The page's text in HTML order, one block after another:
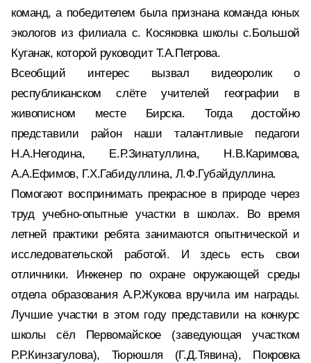
команд, а победителем была признана команда юных
экологов из филиала с. Косяковка школы с.Большой
Куганак, которой руководит Т.А.Петрова.
Всеобщий интерес вызвал видеоролик о
республиканском слёте учителей географии в
живописном месте Бирска. Тогда достойно
представили район наши талантливые педагоги
Н.А.Негодина, Е.Р.Зинатуллина, Н.В.Каримова,
А.А.Ефимов, Г.Х.Габидуллина, Л.Ф.Губайдуллина.
Помогают воспринимать прекрасное в природе через
труд учебно-опытные участки в школах. Во время
летней практики ребята занимаются опытнической и
исследовательской работой. И здесь есть свои
отличники. Инженер по охране окружающей среды
отдела образования А.Р.Жукова вручила им награды.
Лучшие участки в этом году представили на конкурс
школы сёл Первомайское (заведующая участком
Р.Р.Кинзагулова), Тюрюшля (Г.Д.Тявина), Покровка